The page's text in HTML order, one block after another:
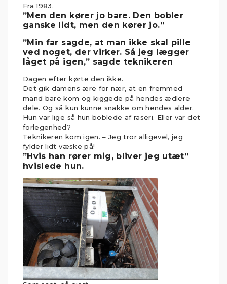
Fra 1983.
”Men den kører jo bare. Den bobler
ganske lidt, men den kører jo.”
”Min far sagde, at man ikke skal pille
ved noget, der virker. Så jeg lægger
låget på igen,” sagde teknikeren
Dagen efter kørte den ikke.
Det gik damens ære for nær, at en fremmed
mand bare kom og kiggede på hendes ædlere
dele. Og så kun kunne snakke om hendes alder.
Hun var lige så hun boblede af raseri. Eller var det
forlegenhed?
Teknikeren kom igen. – Jeg tror alligevel, jeg
fylder lidt væske på!
”Hvis han rører mig, bliver jeg utæt”
hvislede hun.